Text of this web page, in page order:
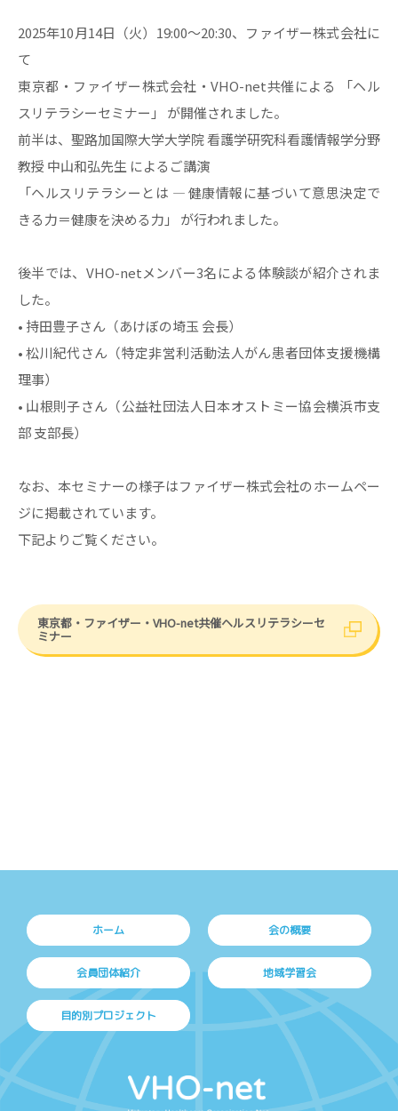
2025年10月14日（火）19:00～20:30、ファイザー株式会社に
て
東京都・ファイザー株式会社・VHO-net共催による 「ヘル
スリテラシーセミナー」 が開催されました。
前半は、聖路加国際大学大学院 看護学研究科看護情報学分野
教授 中山和弘先生 によるご講演
「ヘルスリテラシーとは ― 健康情報に基づいて意思決定で
きる力＝健康を決める力」 が行われました。
後半では、VHO-netメンバー3名による体験談が紹介されま
した。
• 持田豊子さん（あけぼの埼玉 会長）
• 松川紀代さん（特定非営利活動法人がん患者団体支援機構
理事）
• 山根則子さん（公益社団法人日本オストミー協会横浜市支
部 支部長）
なお、本セミナーの様子はファイザー株式会社のホームペー
ジに掲載されています。
下記よりご覧ください。
東京都・ファイザー・VHO-net共催ヘルスリテラシーセ
ミナー
ホーム 会の概要
会員団体紹介 地域学習会
目的別プロジェクト